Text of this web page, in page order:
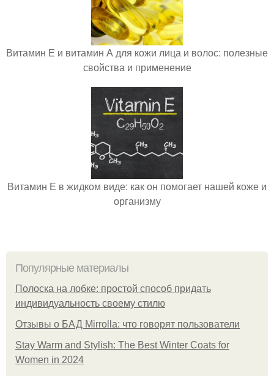
Витамин Е и витамин А для кожи лица и волос: полезные
свойства и применение
Витамин Е в жидком виде: как он помогает нашей коже и
организму
Популярные материалы
Полоска на лобке: простой способ придать
индивидуальность своему стилю
Отзывы о БАД Mirrolla: что говорят пользователи
Stay Warm and Stylish: The Best Winter Coats for
Women in 2024